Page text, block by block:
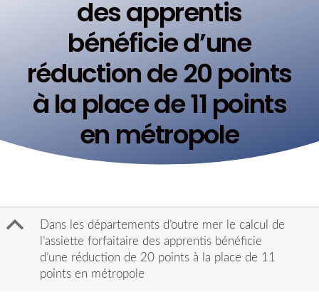
des apprentis
bénéficie d’une
réduction de 20 points
à la place de 11 points
en métropole
B
Dans les départements d’outre mer le calcul de
l’assiette forfaitaire des apprentis bénéficie
d’une réduction de 20 points à la place de 11
points en métropole